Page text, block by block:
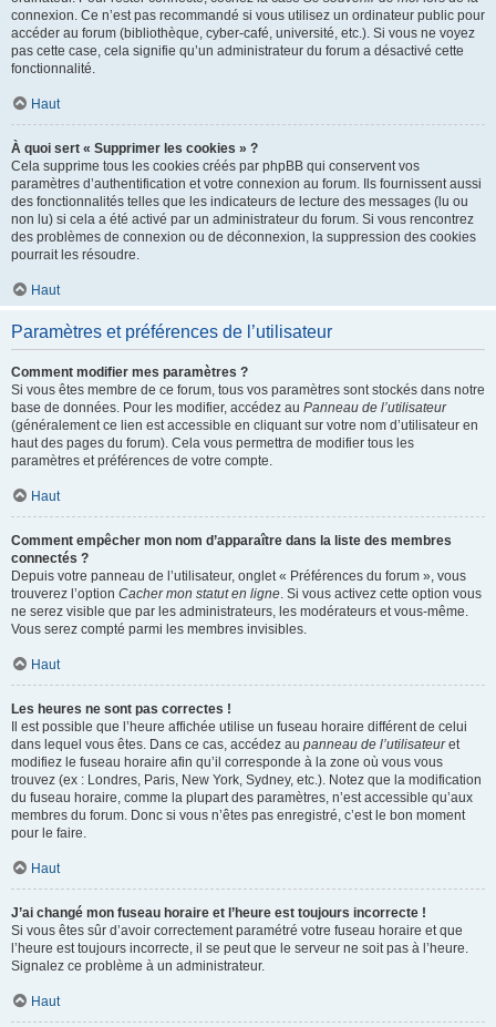
connexion. Ce n’est pas recommandé si vous utilisez un ordinateur public pour
accéder au forum (bibliothèque, cyber-café, université, etc.). Si vous ne voyez
pas cette case, cela signifie qu’un administrateur du forum a désactivé cette
fonctionnalité.
Haut
À quoi sert « Supprimer les cookies » ?
Cela supprime tous les cookies créés par phpBB qui conservent vos
paramètres d’authentification et votre connexion au forum. Ils fournissent aussi
des fonctionnalités telles que les indicateurs de lecture des messages (lu ou
non lu) si cela a été activé par un administrateur du forum. Si vous rencontrez
des problèmes de connexion ou de déconnexion, la suppression des cookies
pourrait les résoudre.
Haut
Paramètres et préférences de l’utilisateur
Comment modifier mes paramètres ?
Si vous êtes membre de ce forum, tous vos paramètres sont stockés dans notre
base de données. Pour les modifier, accédez au Panneau de l’utilisateur
(généralement ce lien est accessible en cliquant sur votre nom d’utilisateur en
haut des pages du forum). Cela vous permettra de modifier tous les
paramètres et préférences de votre compte.
Haut
Comment empêcher mon nom d’apparaître dans la liste des membres
connectés ?
Depuis votre panneau de l’utilisateur, onglet « Préférences du forum », vous
trouverez l’option Cacher mon statut en ligne. Si vous activez cette option vous
ne serez visible que par les administrateurs, les modérateurs et vous-même.
Vous serez compté parmi les membres invisibles.
Haut
Les heures ne sont pas correctes !
Il est possible que l’heure affichée utilise un fuseau horaire différent de celui
dans lequel vous êtes. Dans ce cas, accédez au panneau de l’utilisateuret
modifiez le fuseau horaire afin qu’il corresponde à la zone où vous vous
trouvez (ex : Londres, Paris, New York, Sydney, etc.). Notez que la modification
du fuseau horaire, comme la plupart des paramètres, n’est accessible qu’aux
membres du forum. Donc si vous n’êtes pas enregistré, c’est le bon moment
pour le faire.
Haut
J’ai changé mon fuseau horaire et l’heure est toujours incorrecte !
Si vous êtes sûr d’avoir correctement paramétré votre fuseau horaire et que
l’heure est toujours incorrecte, il se peut que le serveur ne soit pas à l’heure.
Signalez ce problème à un administrateur.
Haut